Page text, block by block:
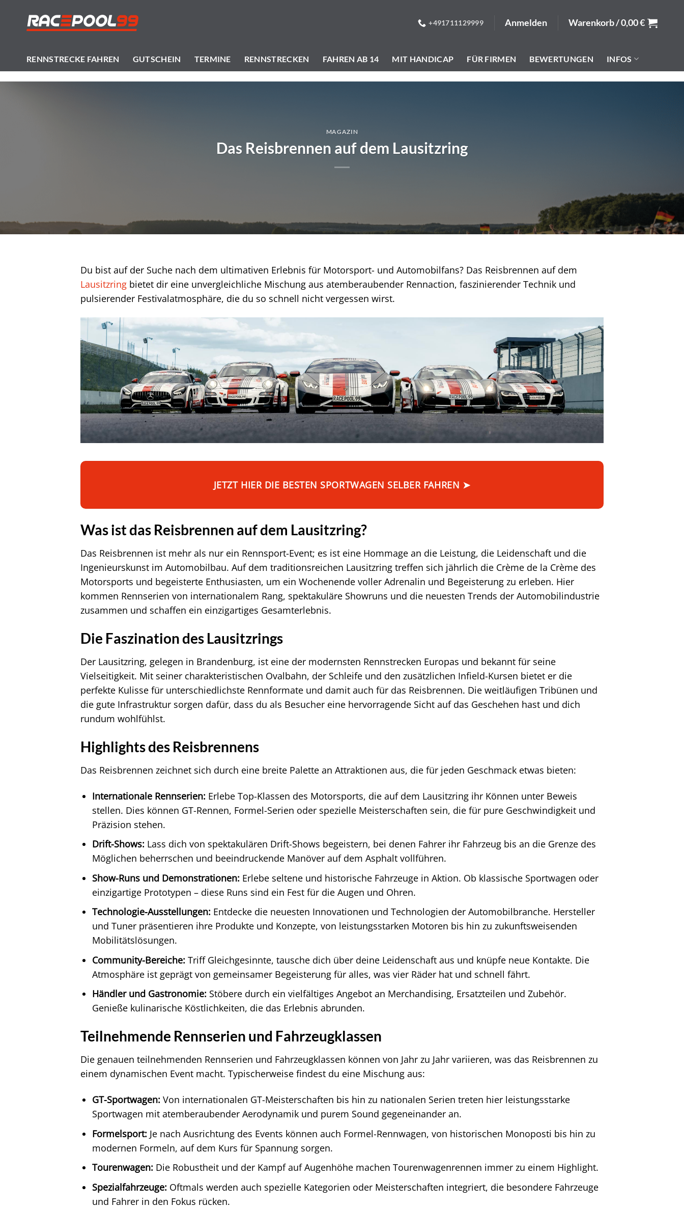
springen
+491711129999 Anmelden Warenkorb /0,00€
RENNSTRECKE FAHREN GUTSCHEIN TERMINE RENNSTRECKEN FAHREN AB 14 MIT HANDICAP FÜR FIRMEN BEWERTUNGEN INFOS
MAGAZIN
Das Reisbrennen auf dem Lausitzring
Du bist auf der Suche nach dem ultimativen Erlebnis für Motorsport- und Automobilfans? Das Reisbrennen auf dem
Lausitzringbietet dir eine unvergleichliche Mischung aus atemberaubender Rennaction, faszinierender Technik und
pulsierender Festivalatmosphäre, die du so schnell nicht vergessen wirst.
JETZT HIER DIE BESTEN SPORTWAGEN SELBER FAHREN ➤
Was ist das Reisbrennen auf dem Lausitzring?
Das Reisbrennen ist mehr als nur ein Rennsport-Event; es ist eine Hommage an die Leistung, die Leidenschaft und die
Ingenieurskunst im Automobilbau. Auf dem traditionsreichen Lausitzring treffen sich jährlich die Crème de la Crème des
Motorsports und begeisterte Enthusiasten, um ein Wochenende voller Adrenalin und Begeisterung zu erleben. Hier
kommen Rennserien von internationalem Rang, spektakuläre Showruns und die neuesten Trends der Automobilindustrie
zusammen und schaffen ein einzigartiges Gesamterlebnis.
Die Faszination des Lausitzrings
Der Lausitzring, gelegen in Brandenburg, ist eine der modernsten Rennstrecken Europas und bekannt für seine
Vielseitigkeit. Mit seiner charakteristischen Ovalbahn, der Schleife und den zusätzlichen Infield-Kursen bietet er die
perfekte Kulisse für unterschiedlichste Rennformate und damit auch für das Reisbrennen. Die weitläufigen Tribünen und
die gute Infrastruktur sorgen dafür, dass du als Besucher eine hervorragende Sicht auf das Geschehen hast und dich
rundum wohlfühlst.
Highlights des Reisbrennens
Das Reisbrennen zeichnet sich durch eine breite Palette an Attraktionen aus, die für jeden Geschmack etwas bieten:
Internationale Rennserien: Erlebe Top-Klassen des Motorsports, die auf dem Lausitzring ihr Können unter Beweis
stellen. Dies können GT-Rennen, Formel-Serien oder spezielle Meisterschaften sein, die für pure Geschwindigkeit und
Präzision stehen.
Drift-Shows: Lass dich von spektakulären Drift-Shows begeistern, bei denen Fahrer ihr Fahrzeug bis an die Grenze des
Möglichen beherrschen und beeindruckende Manöver auf dem Asphalt vollführen.
Show-Runs und Demonstrationen: Erlebe seltene und historische Fahrzeuge in Aktion. Ob klassische Sportwagen oder
einzigartige Prototypen – diese Runs sind ein Fest für die Augen und Ohren.
Technologie-Ausstellungen: Entdecke die neuesten Innovationen und Technologien der Automobilbranche. Hersteller
und Tuner präsentieren ihre Produkte und Konzepte, von leistungsstarken Motoren bis hin zu zukunftsweisenden
Mobilitätslösungen.
Community-Bereiche: Triff Gleichgesinnte, tausche dich über deine Leidenschaft aus und knüpfe neue Kontakte. Die
Atmosphäre ist geprägt von gemeinsamer Begeisterung für alles, was vier Räder hat und schnell fährt.
Händler und Gastronomie: Stöbere durch ein vielfältiges Angebot an Merchandising, Ersatzteilen und Zubehör.
Genieße kulinarische Köstlichkeiten, die das Erlebnis abrunden.
Teilnehmende Rennserien und Fahrzeugklassen
Die genauen teilnehmenden Rennserien und Fahrzeugklassen können von Jahr zu Jahr variieren, was das Reisbrennen zu
einem dynamischen Event macht. Typischerweise findest du eine Mischung aus:
GT-Sportwagen: Von internationalen GT-Meisterschaften bis hin zu nationalen Serien treten hier leistungsstarke
Sportwagen mit atemberaubender Aerodynamik und purem Sound gegeneinander an.
Formelsport: Je nach Ausrichtung des Events können auch Formel-Rennwagen, von historischen Monoposti bis hin zu
modernen Formeln, auf dem Kurs für Spannung sorgen.
Tourenwagen: Die Robustheit und der Kampf auf Augenhöhe machen Tourenwagenrennen immer zu einem Highlight.
Spezialfahrzeuge: Oftmals werden auch spezielle Kategorien oder Meisterschaften integriert, die besondere Fahrzeuge
und Fahrer in den Fokus rücken.